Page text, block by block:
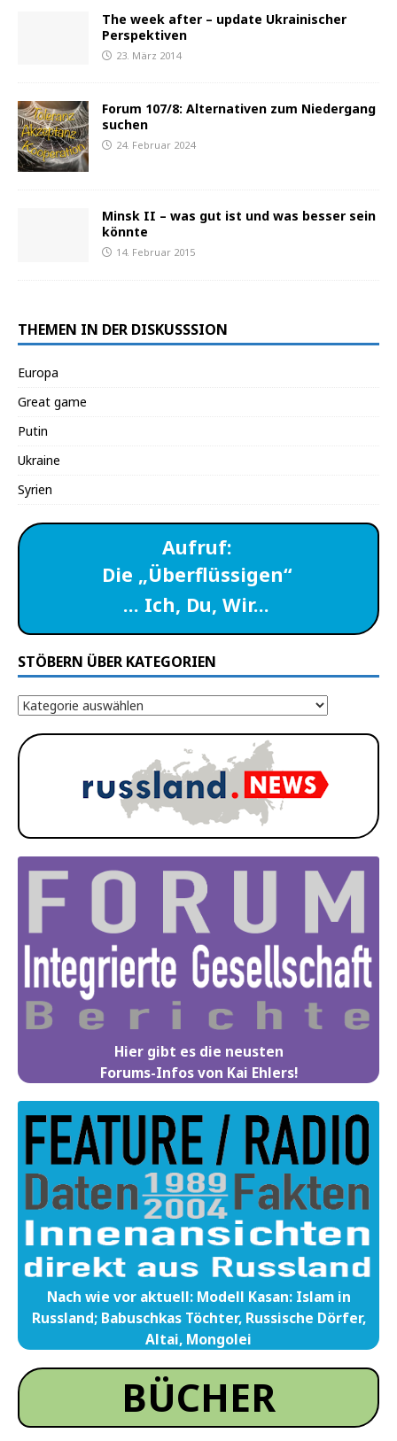
The week after – update Ukrainischer
Perspektiven
23. März 2014
Forum 107/8: Alternativen zum Niedergang
suchen
24. Februar 2024
Minsk II – was gut ist und was besser sein
könnte
14. Februar 2015
THEMEN IN DER DISKUSSSION
Europa
Great game
Putin
Ukraine
Syrien
Aufruf:
Die „Überflüssigen“
… Ich, Du, Wir…
STÖBERN ÜBER KATEGORIEN
Hier gibt es die neusten
Forums-Infos von Kai Ehlers!
Nach wie vor aktuell: Modell Kasan: Islam in
Russland; Babuschkas Töchter, Russische Dörfer,
Altai, Mongolei
BÜCHER